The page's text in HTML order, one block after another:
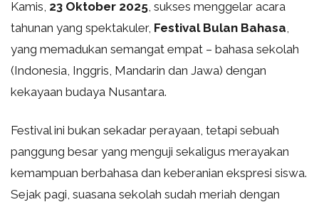
Kamis, 23 Oktober 2025 , sukses menggelar acara
tahunan yang spektakuler, Festival Bulan Bahasa
yang memadukan semangat empat – bahasa sekolah
(Indonesia, Inggris, Mandarin dan Jawa) dengan
kekayaan budaya Nusantara.
Festival ini bukan sekadar perayaan, tetapi sebuah
panggung besar yang menguji sekaligus merayakan
kemampuan berbahasa dan keberanian ekspresi siswa.
Sejak pagi, suasana sekolah sudah meriah dengan